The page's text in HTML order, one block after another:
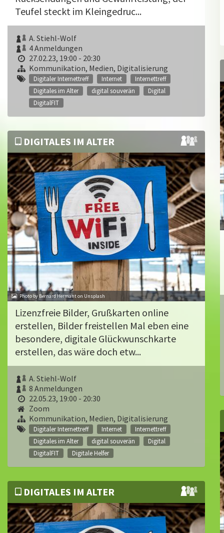
Teufel steckt im Kleingedruc...
A. Stiehl-Wolf
4 Anmeldungen
27.02.23, 19:00 - 20:30
Kommunikation, Medien, Digitalisierung
Digitaler Internettreff Internet
Internettreff
Digitales im Alter
digital souverän
Digital
DigitalFIT
DIGITALES IM ALTER
Photo by Bernard Hermant on Unsplash
Lizenzfreie Bilder, Grußkarten online
erstellen, Bilder freistellen Mal eben eine
besondere, digitale Glückwunschkarte
erstellen, das wäre doch etw...
A. Stiehl-Wolf
8 Anmeldungen
22.05.23, 19:00 - 20:30
Zoom
Kommunikation, Medien, Digitalisierung
Digitaler Internettreff Internet
Internettreff
Digitales im Alter
digital souverän
Digital
DigitalFIT
Digitale Helfer
DIGITALES IM ALTER